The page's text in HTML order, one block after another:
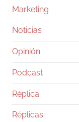
Marketing
Noticias
Opinión
Podcast
Réplica
Réplicas